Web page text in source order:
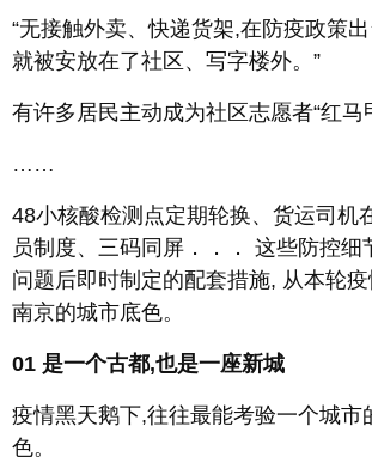
“无接触外卖、快递货架,在防疫政策
就被安放在了社区、写字楼外。”
有许多居民主动成为社区志愿者“红马
……
48小核酸检测点定期轮换、货运司机
员制度、三码同屏．．． 这些防控细
问题后即时制定的配套措施, 从本轮
南京的城市底色。
01 是一个古都,也是一座新城
疫情黑天鹅下,往往最能考验一个城市
色。